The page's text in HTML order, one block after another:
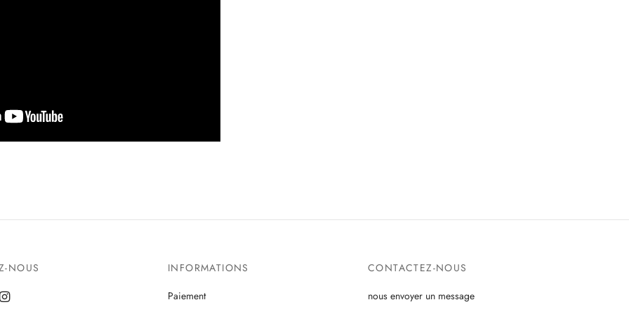
NOUS INFORMATIONS
Paiement
CONTACTEZ-NOUS
nous envoyer un message